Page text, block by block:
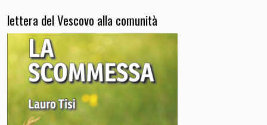
lettera del Vescovo alla comunità